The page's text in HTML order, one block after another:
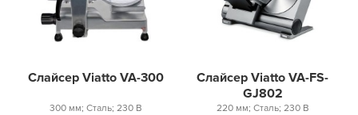
Слайсер Viatto VA-300
300 мм; Сталь; 230 В
Слайсер Viatto VA-FS-
GJ802
220 мм; Сталь; 230 В